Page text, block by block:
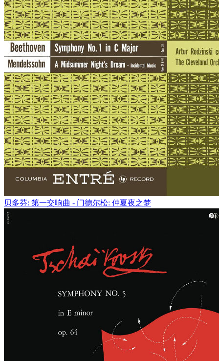
贝多芬: 第一交响曲 - 门德尔松: 仲夏夜之梦